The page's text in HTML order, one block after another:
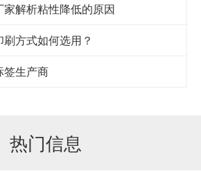
解析粘性降低的原因
方式如何选用？
签生产商
热门信息